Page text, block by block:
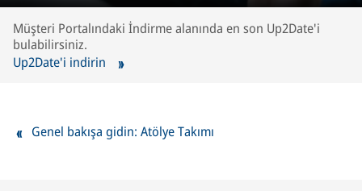
Müşteri Portalındaki İndirme alanında en son Up2Date'i
bulabilirsiniz.
Up2Date'i indirin
Genel bakışa gidin: Atölye Takımı